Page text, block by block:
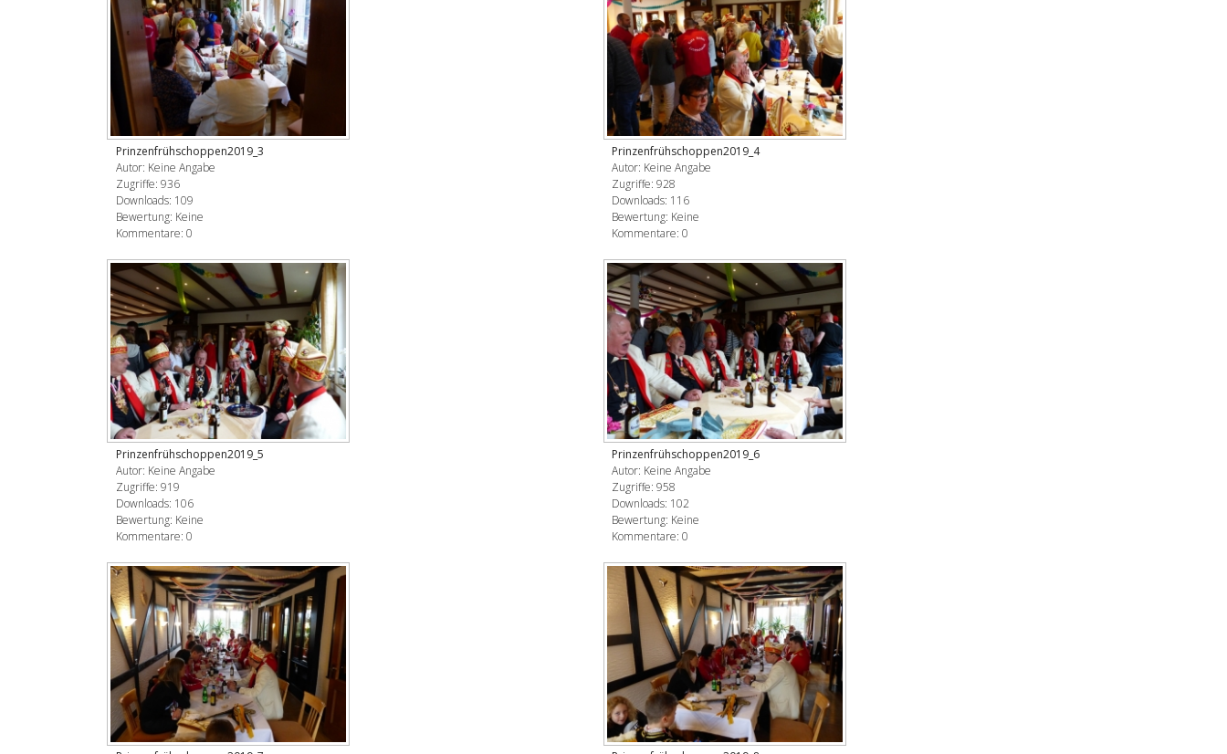
Prinzenfrühschoppen2019_3
Autor: Keine Angabe
Zugriffe: 936
Downloads: 109
Bewertung: Keine
Kommentare: 0
Prinzenfrühschoppen2019_4
Autor: Keine Angabe
Zugriffe: 928
Downloads: 116
Bewertung: Keine
Kommentare: 0
Prinzenfrühschoppen2019_5
Autor: Keine Angabe
Zugriffe: 919
Downloads: 106
Bewertung: Keine
Kommentare: 0
Prinzenfrühschoppen2019_6
Autor: Keine Angabe
Zugriffe: 958
Downloads: 102
Bewertung: Keine
Kommentare: 0